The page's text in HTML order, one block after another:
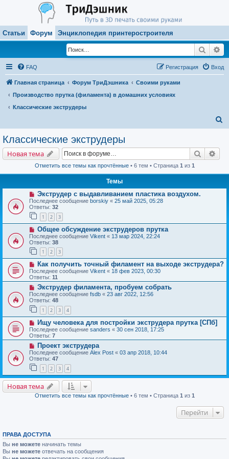
Статьи Форум Энциклопедия принтеростроителя
Поиск
FAQ Вход
Регистрация
Главная страница Форум ТриДэшника
Своими руками
Производство прутка (филамента) в домашних условиях
Классические экструдеры
Классические экструдеры
Новая тема Поиск
Отметить все темы как прочтённые• 6 тем • Страница 1 из 1
Темы
Экструдер с выдавливанием пластика воздухом.
Последнее сообщение borskiy « 25 май 2025, 05:28
Ответы: 32
1 2 3
Общее обсуждение экструдеров прутка
Последнее сообщение Vikent « 13 мар 2024, 22:24
Ответы: 38
1 2 3
Как получить точный филамент на выходе экструдера?
Последнее сообщение Vikent « 18 фев 2023, 00:30
Ответы: 11
Экструдер филамента, пробуем собрать
Последнее сообщение fsdb « 23 авг 2022, 12:56
Ответы: 48
1 2 3 4
Ищу человека для постройки экструдера прутка [СПб]
Последнее сообщение sanders « 30 сен 2018, 17:25
Ответы: 7
Проект экструдера
Последнее сообщение Alex Post « 03 апр 2018, 10:44
Ответы: 47
1 2 3 4
Новая тема
Отметить все темы как прочтённые• 6 тем • Страница 1 из 1
Перейти
ПРАВА ДОСТУПА
Вы не можете начинать темы
Вы не можете отвечать на сообщения